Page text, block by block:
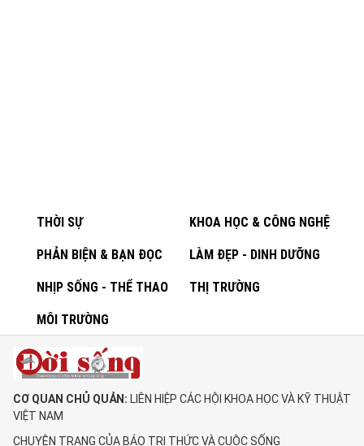
THỜI SỰ KHOA HỌC & CÔNG NGHỆ
PHẢN BIỆN & BẠN ĐỌC LÀM ĐẸP - DINH DƯỠNG
NHỊP SỐNG - THỂ THAO THỊ TRƯỜNG
MÔI TRƯỜNG
CƠ QUAN CHỦ QUẢN: LIÊN HIỆP CÁC HỘI KHOA HỌC VÀ KỸ THUẬT
VIỆT NAM
CHUYÊN TRANG CỦA BÁO TRI THỨC VÀ CUỘC SỐNG